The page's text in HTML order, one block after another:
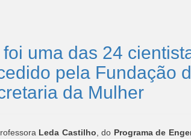
uma das 24
pela Fundação
da Mulher
Leda Castilho , do Programa de